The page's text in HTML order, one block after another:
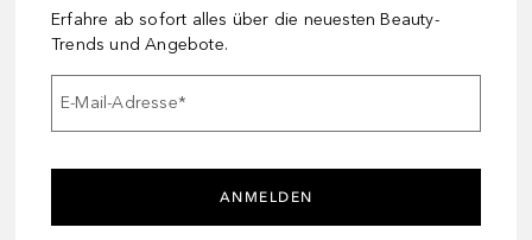
Erfahre ab sofort alles über die neuesten Beauty-
Trends und Angebote.
E-Mail-Adresse*
ANMELDEN